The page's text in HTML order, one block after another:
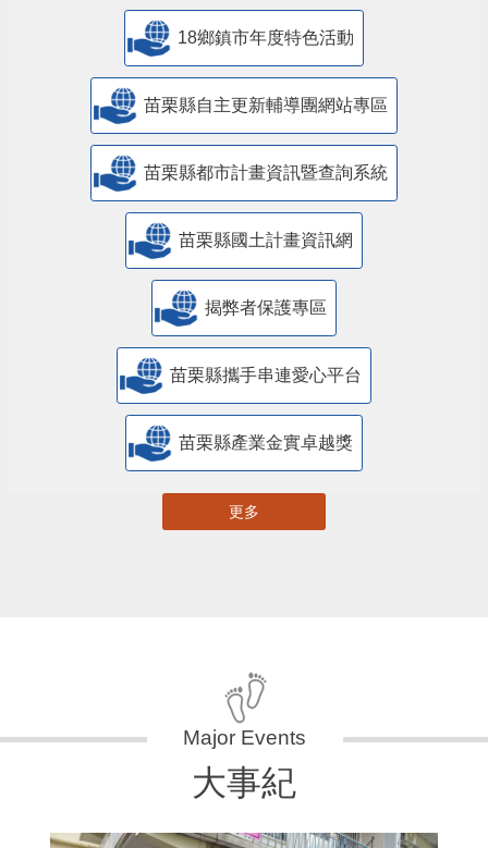
18鄉鎮市年度特色活動
苗栗縣自主更新輔導團網站專區
苗栗縣都市計畫資訊暨查詢系統
苗栗縣國土計畫資訊網
揭弊者保護專區
苗栗縣攜手串連愛心平台
苗栗縣產業金實卓越獎
更多
大事紀